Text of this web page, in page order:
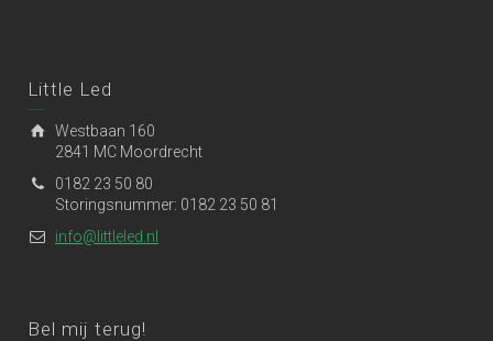
Little Led
Westbaan 160
2841 MC Moordrecht
0182 23 50 80
Storingsnummer: 0182 23 50 81
info@littleled.nl
Bel mij terug!